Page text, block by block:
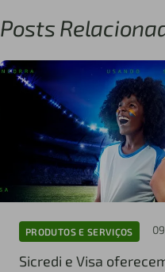
Posts
PRODUTOS E SERVIÇOS
Sicredi e Visa